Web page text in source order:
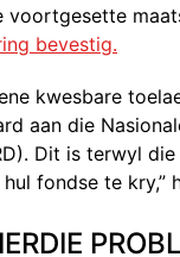
voortgesette
bevestig.
kwesbare
aan die
Dit is terwyl
fondse te kry,”